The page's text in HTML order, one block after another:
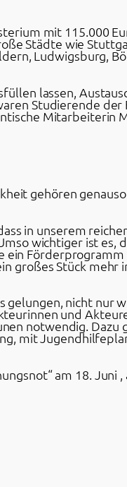
mit 115.000
Städte wie
Ludwigsburg,
lassen,
Studierende der
Mitarbeiterin
gehören
in unserem
wichtiger ist es,
großes Stück mehr
gelungen, nicht nur
und
notwendig. Dazu
mit
am 18. Juni ,